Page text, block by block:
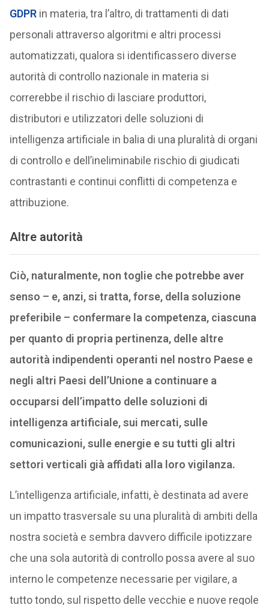
GDPRin materia, tra l’altro, di trattamenti di dati
personali attraverso algoritmi e altri processi
automatizzati, qualora si identificassero diverse
autorità di controllo nazionale in materia si
correrebbe il rischio di lasciare produttori,
distributori e utilizzatori delle soluzioni di
intelligenza artificiale in balia di una pluralità di organi
di controllo e dell’ineliminabile rischio di giudicati
contrastanti e continui conflitti di competenza e
attribuzione.
Altre autorità
Ciò, naturalmente, non toglie che potrebbe aver
senso – e, anzi, si tratta, forse, della soluzione
preferibile – confermare la competenza, ciascuna
per quanto di propria pertinenza, delle altre
autorità indipendenti operanti nel nostro Paese e
negli altri Paesi dell’Unione a continuare a
occuparsi dell’impatto delle soluzioni di
intelligenza artificiale, sui mercati, sulle
comunicazioni, sulle energie e su tutti gli altri
settori verticali già affidati alla loro vigilanza.
L’intelligenza artificiale, infatti, è destinata ad avere
un impatto trasversale su una pluralità di ambiti della
nostra società e sembra davvero difficile ipotizzare
che una sola autorità di controllo possa avere al suo
interno le competenze necessarie per vigilare, a
tutto tondo, sul rispetto delle vecchie e nuove regole